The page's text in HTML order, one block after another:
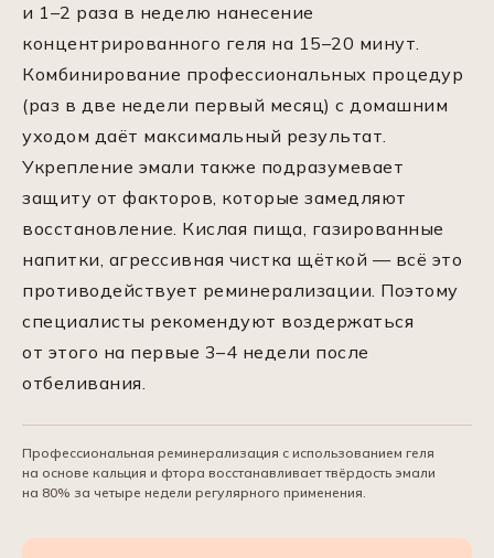
и 1–2 раза в неделю нанесение
концентрированного геля на 15–20 минут.
Комбинирование профессиональных процедур
(раз в две недели первый месяц) с домашним
уходом даёт максимальный результат.
Укрепление эмали также подразумевает
защиту от факторов, которые замедляют
восстановление. Кислая пища, газированные
напитки, агрессивная чистка щёткой — всё это
противодействует реминерализации. Поэтому
специалисты рекомендуют воздержаться
от этого на первые 3–4 недели после
отбеливания.
Профессиональная реминерализация с использованием геля
на основе кальция и фтора восстанавливает твёрдость эмали
на 80% за четыре недели регулярного применения.